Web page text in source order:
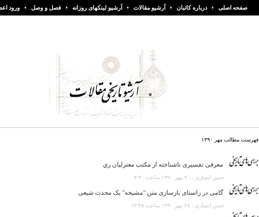
صفحه اصلی درباره کاتبان آرشیو مقالات آرشیو لینکهای روزانه فصل و وصل ورود
فهرست مطالب مهر ۱۳۹۰
معرفی تفسيری ناشناخته از مکتب معتزليان ري
حسن انصارى ، ۳۰ مهر ۱۳۹۰ ساعت ۳:۳۰
گامی در راستای بازسازی متن "مشيخه" يک محدث شيعی
حسن انصارى ، ۲۸ مهر ۱۳۹۰ ساعت ۱۳:۴۵